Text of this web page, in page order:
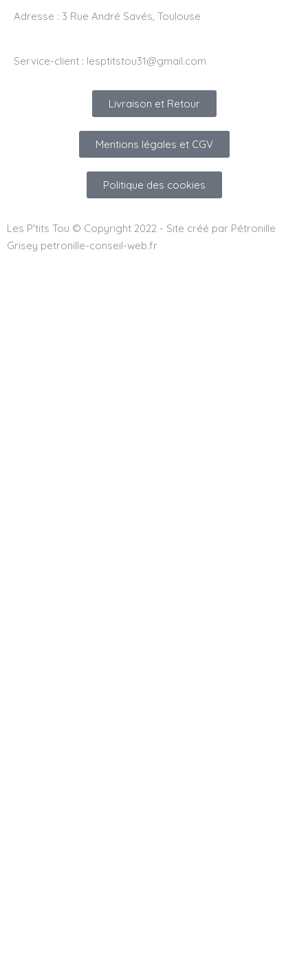
Adresse : 3 Rue André Savés, Toulouse
Service-client : lesptitstou31@gmail.com
Livraison et Retour
Mentions légales et CGV
Politique des cookies
Les P'tits Tou © Copyright 2022 - Site créé par Pétronille
Grisey petronille-conseil-web.fr